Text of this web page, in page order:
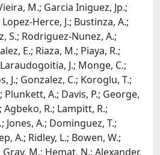
M.; Garcia Iniguez, Jp.;
Herce, J.; Bustinza, A.;
S.; Rodriguez-Nunez, A.;
E.; Riaza, M.; Piaya, R.;
J.; Monge, C.;
J.; Gonzalez, C.; Koroglu, T.;
Plunkett, A.; Davis, P.; George,
Agbeko, R.; Lampitt, R.;
Jones, A.; Dominguez, T.;
A.; Ridley, L.; Bowen, W.;
M.; Hemat, N.; Alexander,